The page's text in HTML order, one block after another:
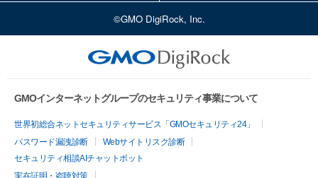
©GMO DigiRock, Inc.
GMOインターネットグループのセキュリティ事業について
世界初総合ネットセキュリティサービス「GMOセキュリティ24」
パスワード漏洩診断
Webサイトリスク診断
セキュリティ相談AIチャットボット
実在証明・盗聴対策